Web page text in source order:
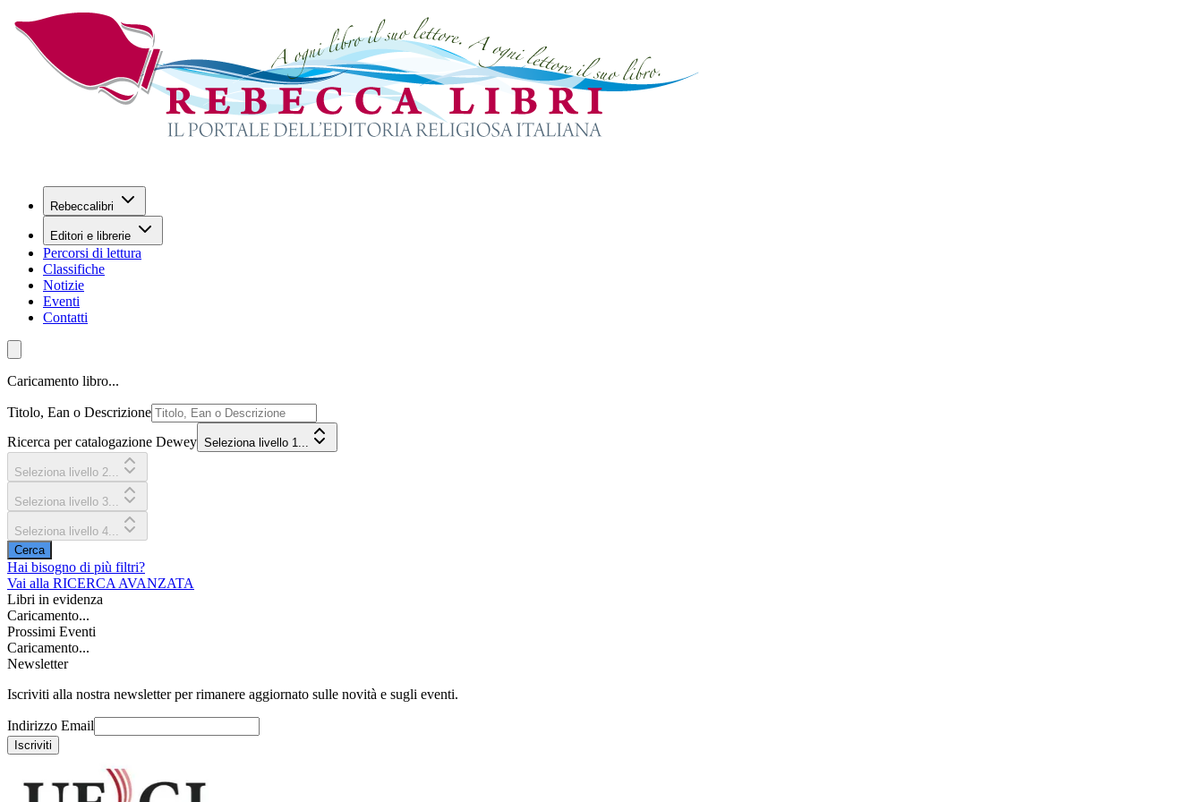
Rebeccalibri
Editori e librerie
Percorsi di lettura
Classifiche
Notizie
Eventi
Contatti
Caricamento libro...
Titolo, Ean o Descrizione
Ricerca per catalogazione Dewey Seleziona livello 1...
Seleziona livello 2...
Seleziona livello 3...
Seleziona livello 4...
Cerca
Hai bisogno di più filtri?
Vai alla RICERCA AVANZATA
Libri in evidenza
Caricamento...
Prossimi Eventi
Caricamento...
Newsletter
Iscriviti alla nostra newsletter per rimanere aggiornato sulle novità e sugli eventi.
Indirizzo Email
Iscriviti